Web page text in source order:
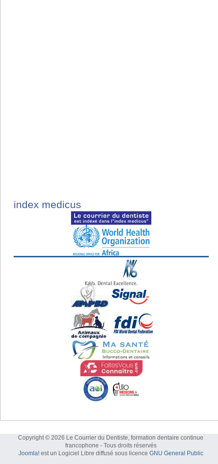
index medicus
Copyright © 2026 Le Courrier du Dentiste, formation dentaire continue
francophone - Tous droits réservés
Joomla!est un Logiciel Libre diffusé sous licence GNU General Public